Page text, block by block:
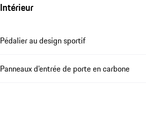
Intérieur
Pédalier au design sportif
Panneaux d'entrée de porte en carbone